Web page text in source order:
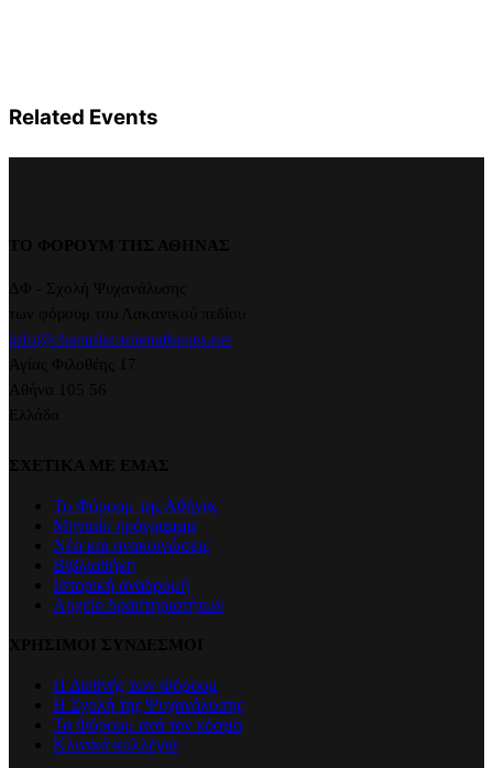
Related Events
info@champlacanienathenes.net
Το Φόρουμ της Αθήνας
Μηνιαίο πρόγραμμα
Νέα και ανακοινώσεις
Βιβλιοθήκη
Ιστορική αναδρομή
Αρχείο δραστηριοτήτων
Η Διεθνής των Φόρουμ
Η Σχολή της Ψυχανάλυσης
Τα Φόρουμ ανά τον κόσμο
Κλινικά κολλέγια